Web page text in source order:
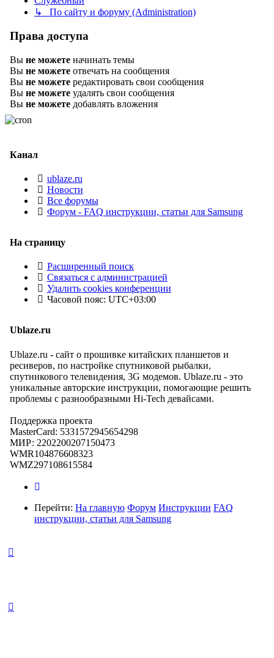
↳ По сайту и форуму (Administration)
Права доступа
Вы не можете начинать темы
Вы не можете отвечать на сообщения
Вы не можете редактировать свои сообщения
Вы не можете удалять свои сообщения
Вы не можете добавлять вложения
Канал
ublaze.ru
Новости
Все форумы
Форум - FAQ инструкции, статьи для Samsung
На страницу
Расширенный поиск
Связаться с администрацией
Удалить cookies конференции
Часовой пояс: UTC+03:00
Ublaze.ru
Ublaze.ru - сайт о прошивке китайских планшетов и
ресиверов, по настройке спутниковой рыбалки,
спутникового телевидения, 3G модемов. Ublaze.ru - это
уникальные авторские инструкции, помогающие решить
проблемы с разнообразными Hi-Tech девайсами.
Поддержка проекта
MasterCard: 5331572945654298
МИР: 2202200207150473
WMR104876608323
WMZ297108615584
Перейти: На главную Форум Инструкции FAQ
инструкции, статьи для Samsung